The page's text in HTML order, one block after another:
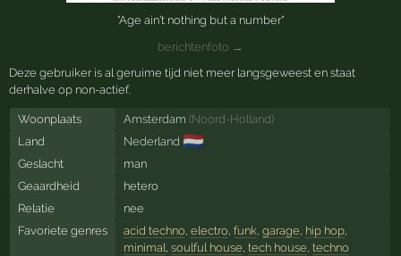
"Age ain't nothing but a number"
berichtenfoto →
Deze gebruiker is al geruime tijd niet meer langsgeweest en staat
derhalve op non-actief.
Woonplaats Amsterdam (Noord-Holland)
Land
Nederland 🇳🇱
Geslacht
man
Geaardheid
hetero
Relatie
nee
Favoriete genres
acid techno, electro, funk, garage, hip hop,
minimal, soulful house, tech house, techno